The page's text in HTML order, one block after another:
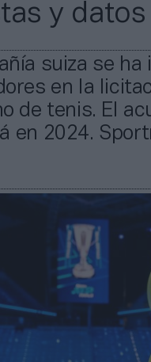
y
suiza se
en la
de tenis. El
en 2024.